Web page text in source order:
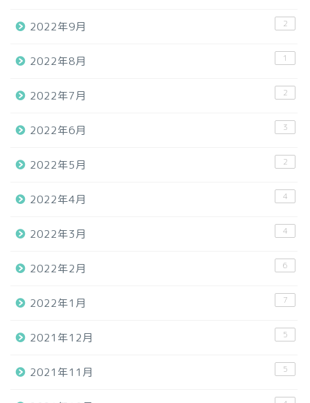
2022年9月 2
2022年8月 1
2022年7月 2
2022年6月 3
2022年5月 2
2022年4月 4
2022年3月 4
2022年2月 6
2022年1月 7
2021年12月 5
2021年11月 5